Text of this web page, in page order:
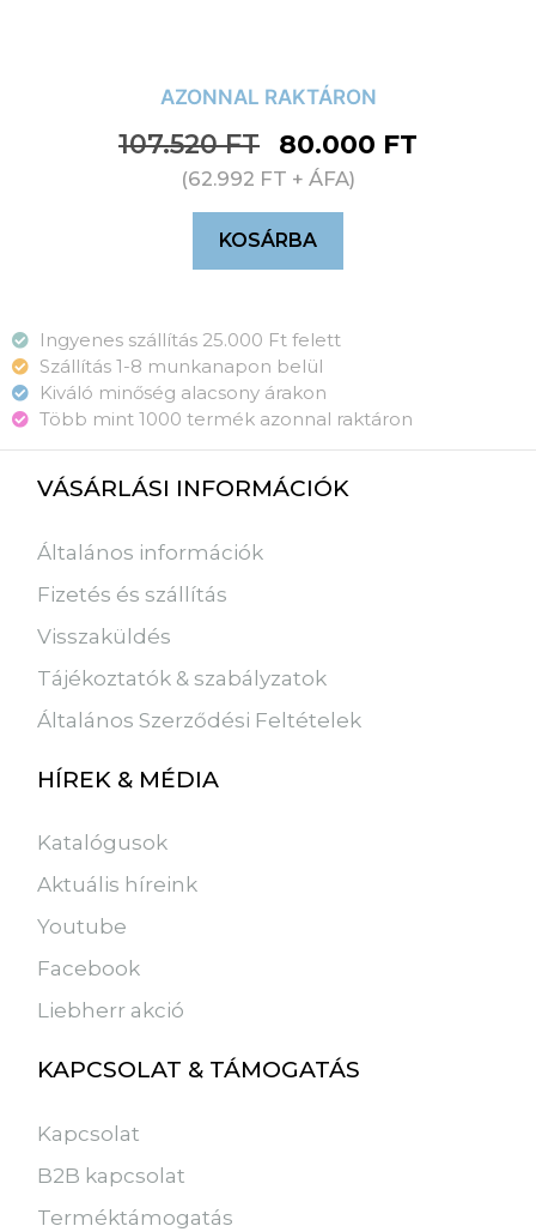
AZONNAL RAKTÁRON
107.520FT 80.000 FT
(62.992 FT + ÁFA)
KOSÁRBA
Ingyenes szállítás 25.000 Ft felett
Szállítás 1-8 munkanapon belül
Kiváló minőség alacsony árakon
Több mint 1000 termék azonnal raktáron
VÁSÁRLÁSI INFORMÁCIÓK
Általános információk
Fizetés és szállítás
Visszaküldés
Tájékoztatók & szabályzatok
Általános Szerződési Feltételek
HÍREK & MÉDIA
Katalógusok
Aktuális híreink
Youtube
Facebook
Liebherr akció
KAPCSOLAT & TÁMOGATÁS
Kapcsolat
B2B kapcsolat
Terméktámogatás